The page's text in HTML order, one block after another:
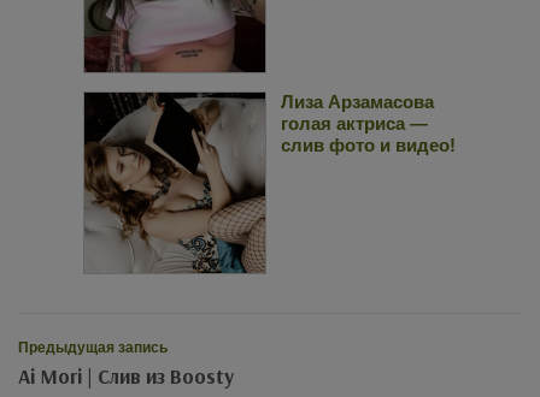
Лиза Арзамасова
голая актриса —
слив фото и видео!
Предыдущая запись
Ai Mori | Слив из Boosty